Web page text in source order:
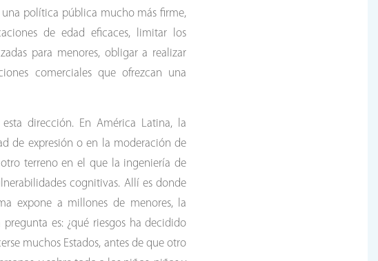
una política pública mucho más firme,
de edad eficaces, limitar los
para menores, obligar a realizar
comerciales que ofrezcan una
dirección. En América Latina, la
de expresión o en la moderación de
terreno en el que la ingeniería de
cognitivas. Allí es donde
expone a millones de menores, la
es: ¿qué riesgos ha decidido
muchos Estados, antes de que otro